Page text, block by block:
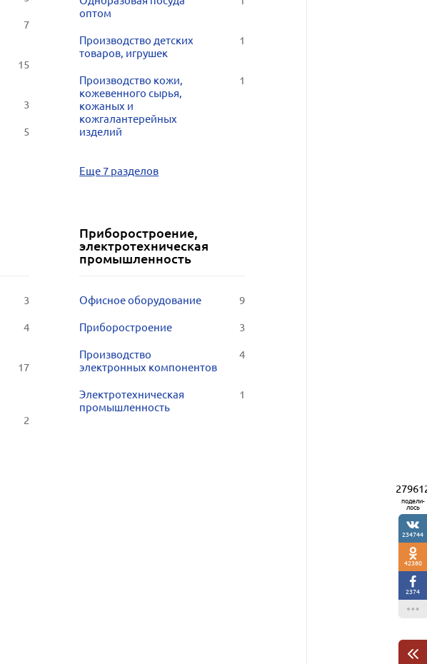
7
15
3
5
оптом
Производство детских
товаров, игрушек
1
Производство кожи,
кожевенного сырья,
кожаных и
кожгалантерейных
изделий
1
Еще 7 разделов
3
4
17
2
Приборостроение,
электротехническая
промышленность
Офисное оборудование 9
Приборостроение 3
Производство
электронных компонентов
4
Электротехническая
промышленность
1
подели-
лось
234744
42380
2374